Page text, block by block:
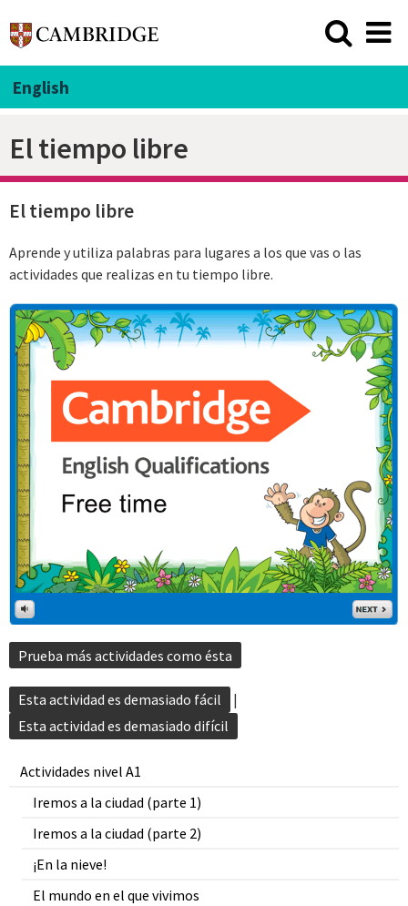
English
El tiempo libre
Actividades nivel A1
Iremos a la ciudad (parte 1)
Iremos a la ciudad (parte 2)
¡En la nieve!
El mundo en el que vivimos
El tiempo libre
Aprende y utiliza palabras para lugares a los que vas o las
actividades que realizas en tu tiempo libre.
Prueba más actividades como ésta
Esta actividad es demasiado fácil
|
Esta actividad es demasiado difícil